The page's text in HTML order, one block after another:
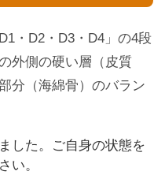
・D2・D3・D4」の4段
外側の硬い層（皮質
分（海綿骨）のバラン
した。ご自身の状態を
い。